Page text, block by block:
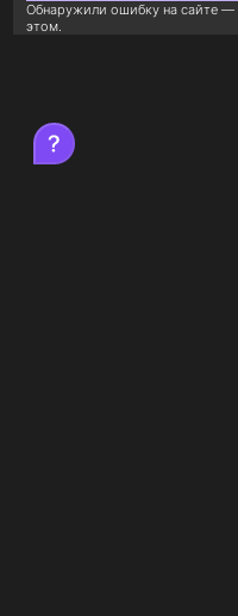
Обнаружили ошибку на сайте —
этом.